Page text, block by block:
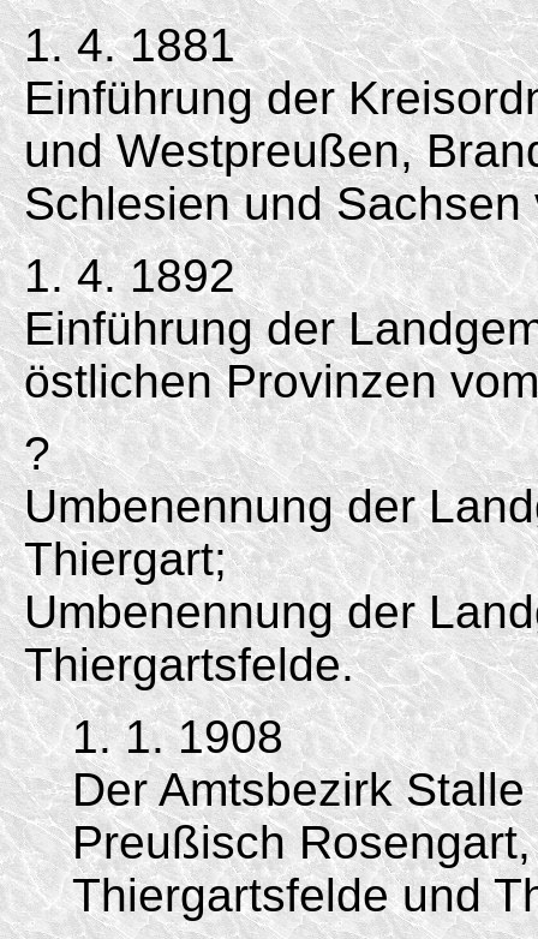
1. 4. 1881
Einführung der
und Westpreußen,
Schlesien und
1. 4. 1892
Einführung der
östlichen Provinzen
?
Umbenennung der
Thiergart;
Umbenennung der
Thiergartsfelde.
1. 1. 1908
Der Amtsbezirk
Preußisch
Thiergartsfelde und